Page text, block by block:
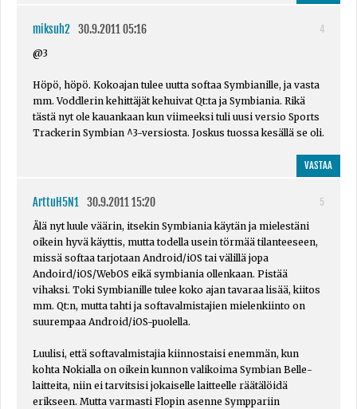
miksuh2 30.9.2011 05:16
4
@3
Höpö, höpö. Kokoajan tulee uutta softaa Symbianille, ja vasta
mm. Voddlerin kehittäjät kehuivat Qt:ta ja Symbiania. Rikä
tästä nyt ole kauankaan kun viimeeksi tuli uusi versio Sports
Trackerin Symbian ^3-versiosta. Joskus tuossa kesällä se oli.
VASTAA
ArttuH5N1 30.9.2011 15:20
5
Älä nyt luule väärin, itsekin Symbiania käytän ja mielestäni
oikein hyvä käyttis, mutta todella usein törmää tilanteeseen,
missä softaa tarjotaan Android/iOS tai välillä jopa
Andoird/iOS/WebOS eikä symbiania ollenkaan. Pistää
vihaksi. Toki Symbianille tulee koko ajan tavaraa lisää, kiitos
mm. Qt:n, mutta tahti ja softavalmistajien mielenkiinto on
suurempaa Android/iOS-puolella.
Luulisi, että softavalmistajia kiinnostaisi enemmän, kun
kohta Nokialla on oikein kunnon valikoima Symbian Belle-
laitteita, niin ei tarvitsisi jokaiselle laitteelle räätälöidä
erikseen. Mutta varmasti Flopin asenne Symppariin